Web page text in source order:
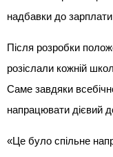
надбавки до
Після розробки
розіслали кожній
Саме завдяки
напрацювати дієвий
«Це було спільне